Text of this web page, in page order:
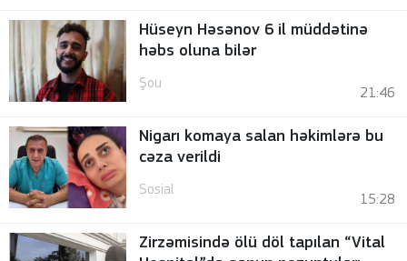
Hüseyn Həsənov 6 il müddətinə
həbs oluna bilər
Şou
21:46
Nigarı komaya salan həkimlərə bu
cəza verildi
Sosial
15:28
Zirzəmisində ölü döl tapılan “Vital